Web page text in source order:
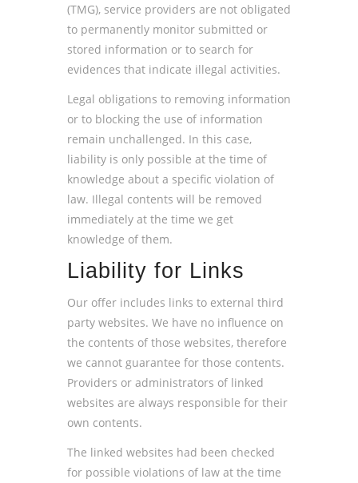
(TMG), service providers are not obligated
to permanently monitor submitted or
stored information or to search for
evidences that indicate illegal activities.
Legal obligations to removing information
or to blocking the use of information
remain unchallenged. In this case,
liability is only possible at the time of
knowledge about a specific violation of
law. Illegal contents will be removed
immediately at the time we get
knowledge of them.
Liability for Links
Our offer includes links to external third
party websites. We have no influence on
the contents of those websites, therefore
we cannot guarantee for those contents.
Providers or administrators of linked
websites are always responsible for their
own contents.
The linked websites had been checked
for possible violations of law at the time